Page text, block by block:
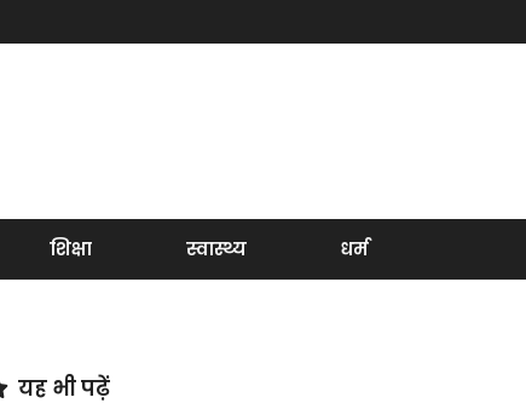
शिक्षा स्वास्थ्य धर्म
यह भी पढ़ें